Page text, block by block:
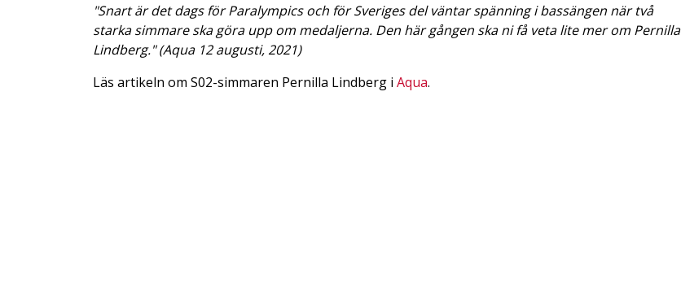
"Snart är det dags för Paralympics och för Sveriges del väntar spänning i bassängen när två
starka simmare ska göra upp om medaljerna. Den här gången ska ni få veta lite mer om Pernilla
Lindberg." (Aqua 12 augusti, 2021)
Läs artikeln om S02-simmaren Pernilla Lindberg i Aqua.